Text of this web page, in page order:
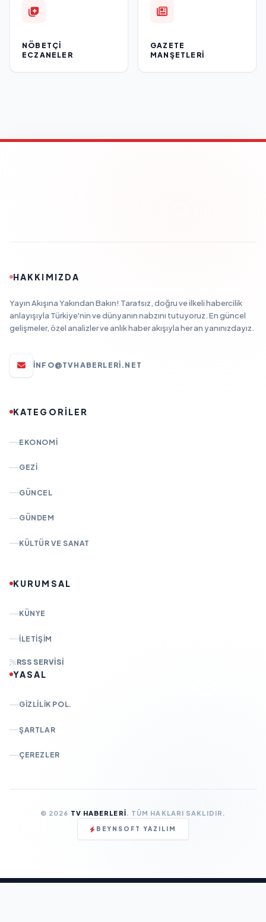
NÖBETÇI
ECZANELER
GAZETE
MANŞETLERI
HAKKIMIZDA
Yayın Akışına Yakından Bakın! Tarafsız, doğru ve ilkeli habercilik
anlayışıyla Türkiye'nin ve dünyanın nabzını tutuyoruz. En güncel
gelişmeler, özel analizler ve anlık haber akışıyla her an yanınızdayız.
INFO@TVHABERLERI.NET
KATEGORİLER
EKONOMI
GEZI
GÜNCEL
GÜNDEM
KÜLTÜR VE SANAT
KURUMSAL
KÜNYE
İLETIŞIM
RSS SERVISI
YASAL
GIZLILIK POL.
ŞARTLAR
ÇEREZLER
© 2026 TV HABERLERI. TÜM HAKLARI SAKLIDIR.
BEYNSOFT YAZILIM